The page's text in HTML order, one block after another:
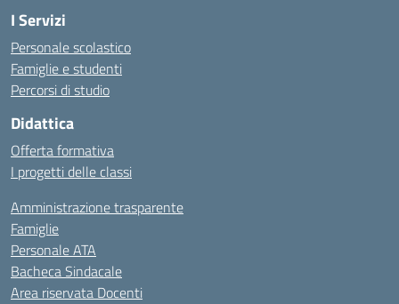
I Servizi
Personale scolastico
Famiglie e studenti
Percorsi di studio
Didattica
Offerta formativa
I progetti delle classi
Amministrazione trasparente
Famiglie
Personale ATA
Bacheca Sindacale
Area riservata Docenti